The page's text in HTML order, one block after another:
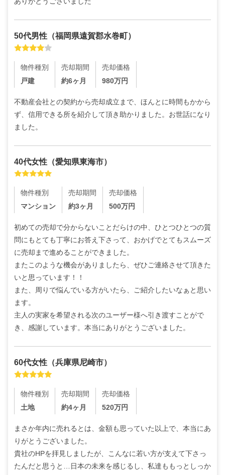
50代男性 （福岡県遠賀郡水巻町）
物件種別
戸建
売却期間
約6ヶ月
売却価格
980万円
不動産会社との契約から売却成立まで、ほんとに時間もかから
ず、信用できる所を紹介して頂き助かりました。お世話になり
ました。
40代女性 （愛知県東海市）
物件種別
マンション
売却期間
約3ヶ月
売却価格
500万円
初めての売却で分からないことだらけの中、ひとつひとつの質
問にもとても丁寧にお答え下さって、おかげでとてもスムーズ
に売却まで進めることができました。
またこのような機会がありましたら、ぜひご連絡させて頂きた
いと思っています！！
また、周りで悩んでいる方がいたら、ご紹介したいなぁと思い
ます。
主人の実家を希望される次のユーザー様へ引き渡すことがで
き、感謝しています。本当にありがとうございました。
60代女性 （兵庫県尼崎市）
物件種別
土地
売却期間
約4ヶ月
売却価格
520万円
まさか年内に売れるとは、金額も思っていた以上で、本当にあ
りがとうございました。
貴社のHPを拝見しましたが、こんなに若い方が支えて下さっ
たんだと思うと…日本の未来を感じるし、私達ももっとしっか